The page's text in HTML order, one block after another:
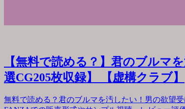
【無料で読める？】君のブルマ
選CG205枚収録】 【虚構クラブ】
無料で読める？君のブルマを汚したい！男の欲望